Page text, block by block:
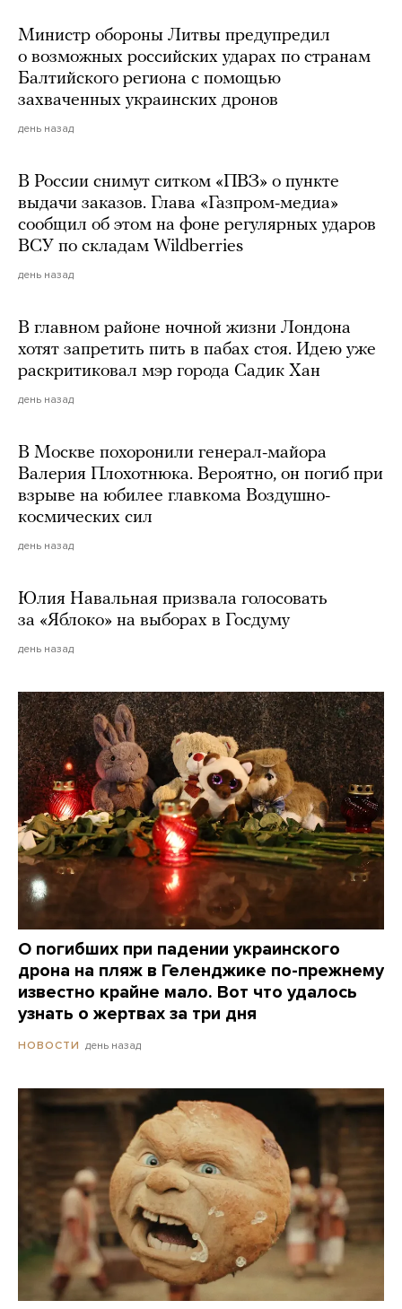
Министр обороны Литвы предупредил
о возможных российских ударах по странам
Балтийского региона с помощью
захваченных украинских дронов
день назад
В России снимут ситком «ПВЗ» о пункте
выдачи заказов. Глава «Газпром-медиа»
сообщил об этом на фоне регулярных ударов
ВСУ по складам Wildberries
день назад
В главном районе ночной жизни Лондона
хотят запретить пить в пабах стоя. Идею уже
раскритиковал мэр города Садик Хан
день назад
В Москве похоронили генерал-майора
Валерия Плохотнюка. Вероятно, он погиб при
взрыве на юбилее главкома Воздушно-
космических сил
день назад
Юлия Навальная призвала голосовать
за «Яблоко» на выборах в Госдуму
день назад
О погибших при падении украинского
дрона на пляж в Геленджике по-прежнему
известно крайне мало. Вот что удалось
узнать о жертвах за три дня
НОВОСТИ день назад